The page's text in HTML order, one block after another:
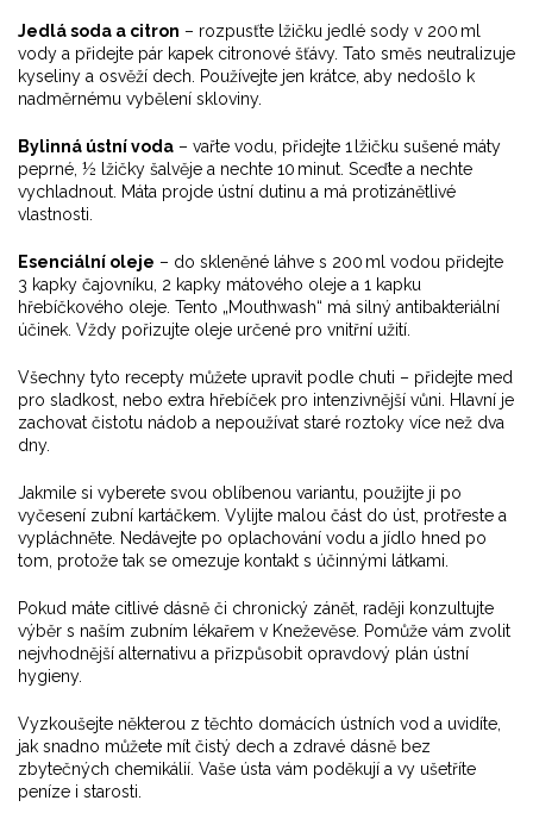
Jedlá soda a citron – rozpusťte lžičku jedlé sody v 200 ml
vody a přidejte pár kapek citronové šťávy. Tato směs neutralizuje
kyseliny a osvěží dech. Používejte jen krátce, aby nedošlo k
nadměrnému vybělení skloviny.
Bylinná ústní voda – vařte vodu, přidejte 1 lžičku sušené máty
peprné, ½ lžičky šalvěje a nechte 10 minut. Sceďte a nechte
vychladnout. Máta projde ústní dutinu a má protizánětlivé
vlastnosti.
Esenciální oleje – do skleněné láhve s 200 ml vodou přidejte
3 kapky čajovníku, 2 kapky mátového oleje a 1 kapku
hřebíčkového oleje. Tento „Mouthwash“ má silný antibakteriální
účinek. Vždy pořizujte oleje určené pro vnitřní užití.
Všechny tyto recepty můžete upravit podle chuti – přidejte med
pro sladkost, nebo extra hřebíček pro intenzivnější vůni. Hlavní je
zachovat čistotu nádob a nepoužívat staré roztoky více než dva
dny.
Jakmile si vyberete svou oblíbenou variantu, použijte ji po
vyčesení zubní kartáčkem. Vylijte malou část do úst, protřeste a
vypláchněte. Nedávejte po oplachování vodu a jídlo hned po
tom, protože tak se omezuje kontakt s účinnými látkami.
Pokud máte citlivé dásně či chronický zánět, raději konzultujte
výběr s naším zubním lékařem v Kneževěse. Pomůže vám zvolit
nejvhodnější alternativu a přizpůsobit opravdový plán ústní
hygieny.
Vyzkoušejte některou z těchto domácích ústních vod a uvidíte,
jak snadno můžete mít čistý dech a zdravé dásně bez
zbytečných chemikálií. Vaše ústa vám poděkují a vy ušetříte
peníze i starosti.